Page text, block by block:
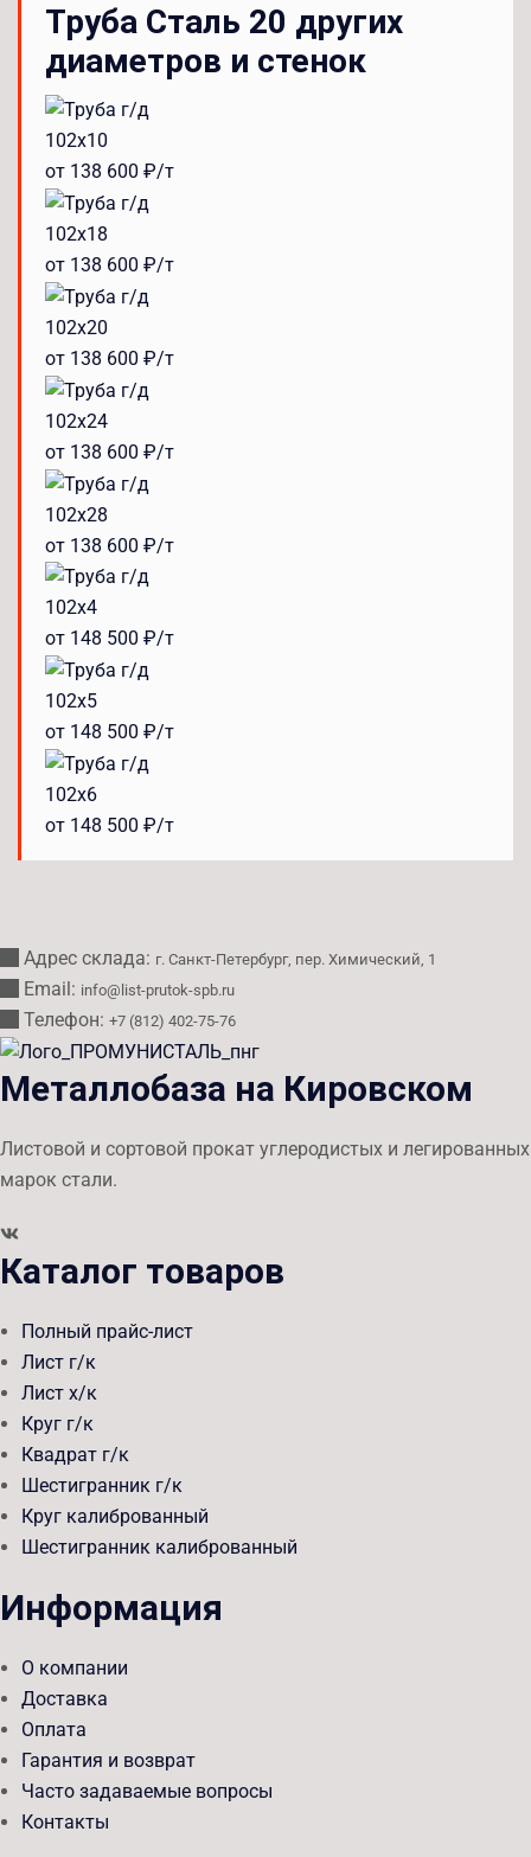
Труба Сталь 20 других
диаметров и стенок
102x10
от 138 600 ₽/т
102x18
от 138 600 ₽/т
102x20
от 138 600 ₽/т
102x24
от 138 600 ₽/т
102x28
от 138 600 ₽/т
102x4
от 148 500 ₽/т
102x5
от 148 500 ₽/т
102x6
от 148 500 ₽/т
Адрес склада: г. Санкт-Петербург, пер. Химический, 1
Email: info@list-prutok-spb.ru
Телефон: +7 (812) 402-75-76
Металлобаза на Кировском
Листовой и сортовой прокат углеродистых и легированных
марок стали.
Каталог товаров
Полный прайс-лист
Лист г/к
Лист х/к
Круг г/к
Квадрат г/к
Шестигранник г/к
Круг калиброванный
Шестигранник калиброванный
Информация
О компании
Доставка
Оплата
Гарантия и возврат
Часто задаваемые вопросы
Контакты